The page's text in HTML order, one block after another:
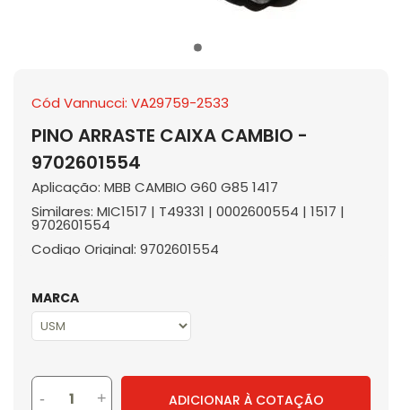
Cód Vannucci: VA29759-2533
PINO ARRASTE CAIXA CAMBIO -
9702601554
Aplicação: MBB CAMBIO G60 G85 1417
Similares: MIC1517 | T49331 | 0002600554 | 1517 |
9702601554
Codigo Original: 9702601554
MARCA
- + ADICIONAR À COTAÇÃO